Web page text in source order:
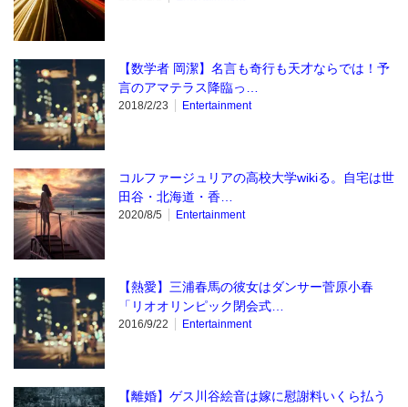
【数学者 岡潔】名言も奇行も天才ならでは！予
言のアマテラス降臨っ…
2018/2/23 Entertainment
コルファージュリアの高校大学wikiる。自宅は世
田谷・北海道・香…
2020/8/5 Entertainment
【熱愛】三浦春馬の彼女はダンサー菅原小春
「リオオリンピック閉会式…
2016/9/22 Entertainment
【離婚】ゲス川谷絵音は嫁に慰謝料いくら払う